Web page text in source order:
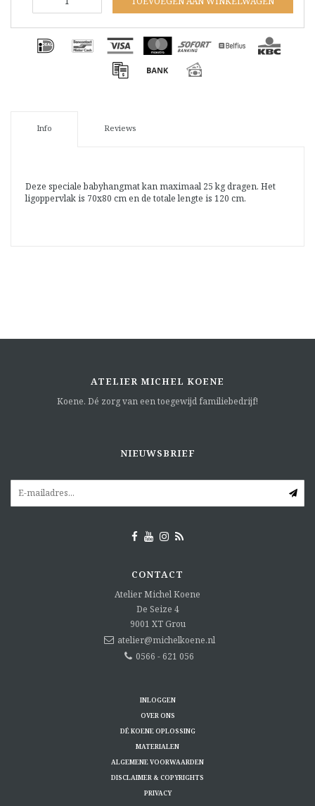
Info Reviews
Deze speciale babyhangmat kan maximaal 25 kg dragen. Het
ligoppervlak is 70x80 cm en de totale lengte is 120 cm.
ATELIER MICHEL KOENE
Koene. Dé zorg van een toegewijd familiebedrijf!
NIEUWSBRIEF
CONTACT
Atelier Michel Koene
De Seize 4
9001 XT Grou
atelier@michelkoene.nl
0566 - 621 056
INLOGGEN
OVER ONS
DÉ KOENE OPLOSSING
MATERIALEN
ALGEMENE VOORWAARDEN
DISCLAIMER & COPYRIGHTS
PRIVACY